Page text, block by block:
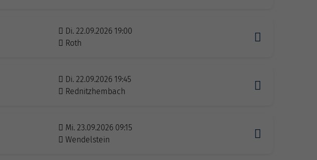
Di. 22.09.2026 19:00
Roth
Di. 22.09.2026 19:45
Rednitzhembach
Mi. 23.09.2026 09:15
Wendelstein